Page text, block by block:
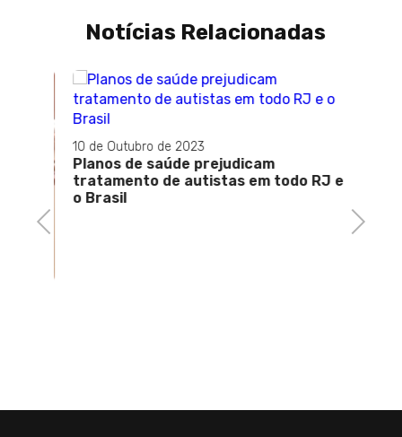
Notícias Relacionadas
Previous
10 de Outubro de 2023
Planos de saúde prejudicam
tratamento de autistas em todo RJ e
o Brasil
Next